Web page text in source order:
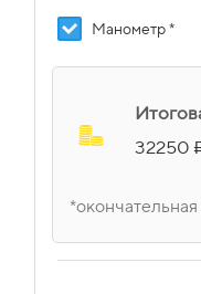
Манометр *
32250